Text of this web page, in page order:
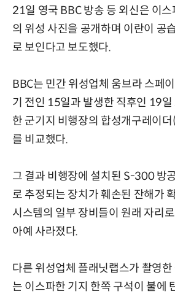
21일 영국 BBC 방송 등 외신은 이
의 위성 사진을 공개하며 이란이 공
로 보인다고 보도했다.
BBC는 민간 위성업체 움브라 스페
기 전인 15일과 발생한 직후인 19
한 군기지 비행장의 합성개구레이더
를 비교했다.
그 결과 비행장에 설치된 S-300 방
로 추정되는 장치가 훼손된 잔해가
시스템의 일부 장비들이 원래 자리
아예 사라졌다.
다른 위성업체 플래닛랩스가 촬영한
는 이스파한 기지 한쪽 구석이 불에